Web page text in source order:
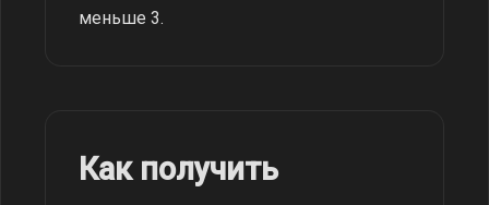
меньше 3.
Как получить